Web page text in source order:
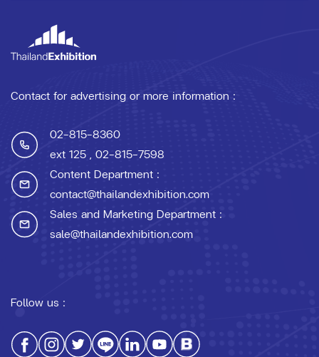
Contact for advertising or more information :
02-815-8360
ext 125 , 02-815-7598
Content Department :
contact@thailandexhibition.com
Sales and Marketing Department :
sale@thailandexhibition.com
Follow us :